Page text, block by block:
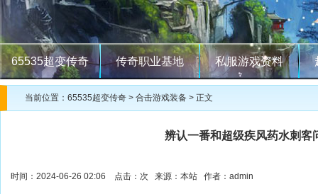
65535超变传奇 传奇职业基地 私服游戏资料
当前位置： 65535超变传奇 > 合击游戏装备 > 正文
辨认一番和超级疾风药水刺客
时间：2024-06-26 02:06 点击： 次 来源：本站 作者：admin